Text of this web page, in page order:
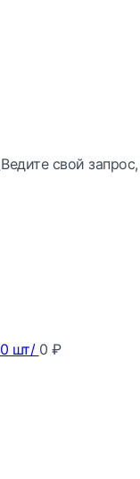
Ведите свой
0 шт/ 0 ₽